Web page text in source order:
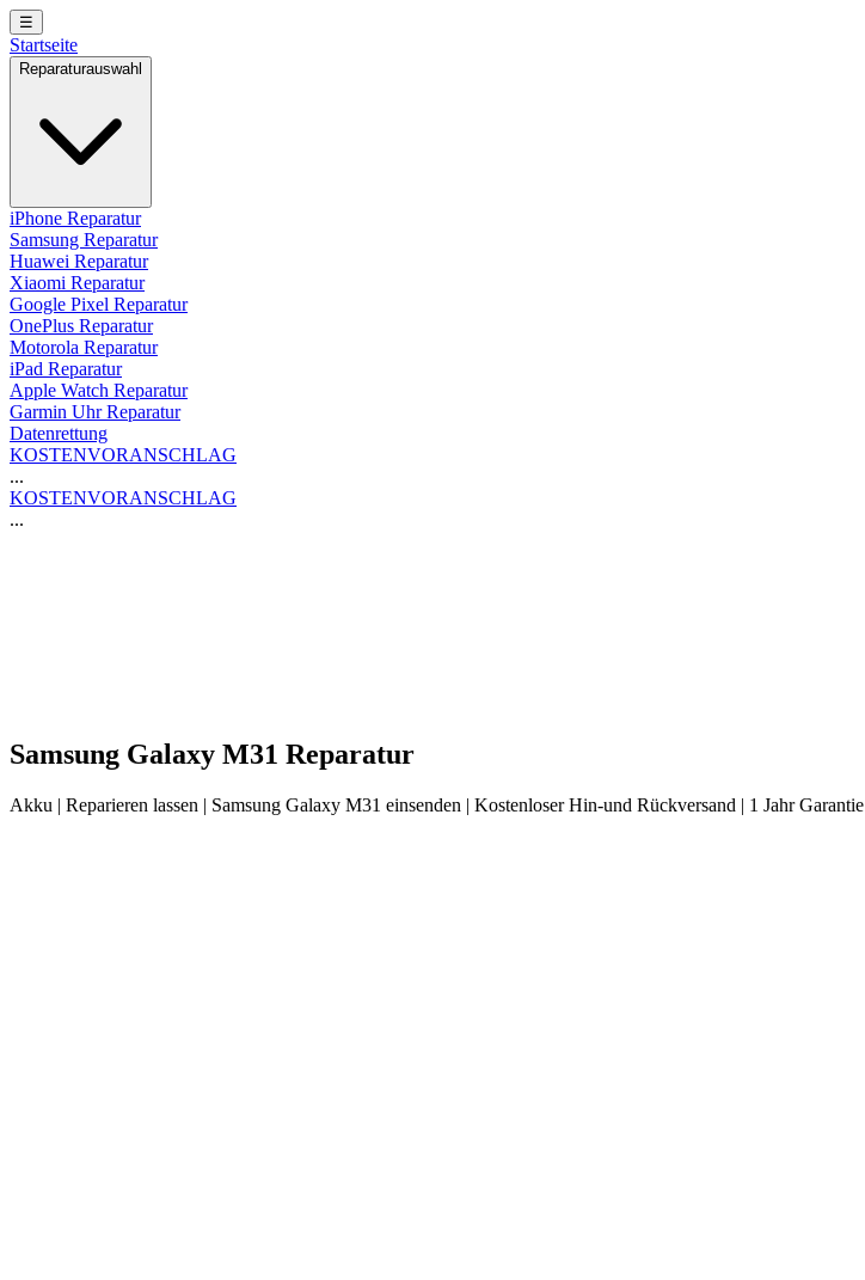
☰
Startseite
Reparaturauswahl
iPhone Reparatur
Samsung Reparatur
Huawei Reparatur
Xiaomi Reparatur
Google Pixel Reparatur
OnePlus Reparatur
Motorola Reparatur
iPad Reparatur
Apple Watch Reparatur
Garmin Uhr Reparatur
Datenrettung
KOSTENVORANSCHLAG
...
KOSTENVORANSCHLAG
...
Samsung Galaxy M31 Reparatur
Akku | Reparieren lassen | Samsung Galaxy M31 einsenden | Kostenloser Hin-und Rückversand | 1 Jahr Garantie